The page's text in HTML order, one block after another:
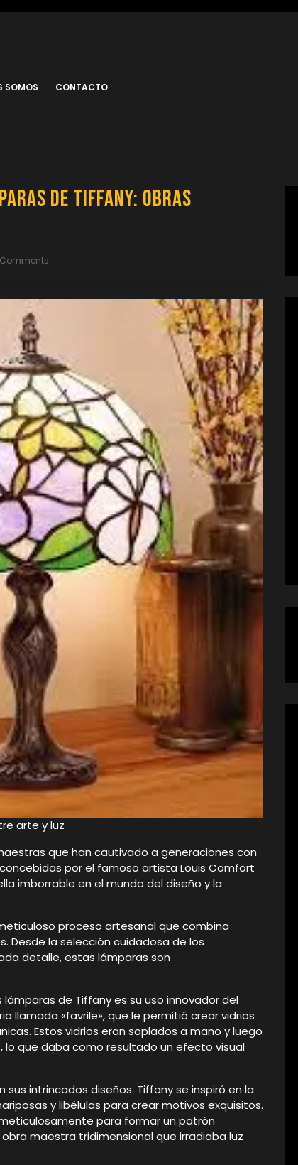
SOMOS CONTACTO
de Tiffany: Obras
arte y luz
que han cautivado a generaciones con
por el famoso artista Louis Comfort
imborrable en el mundo del diseño y la
proceso artesanal que combina
Desde la selección cuidadosa de los
detalle, estas lámparas son
de Tiffany es su uso innovador del
llamada «favrile», que le permitió crear vidrios
Estos vidrios eran soplados a mano y luego
que daba como resultado un efecto visual
intrincados diseños. Tiffany se inspiró en la
y libélulas para crear motivos exquisitos.
para formar un patrón
maestra tridimensional que irradiaba luz